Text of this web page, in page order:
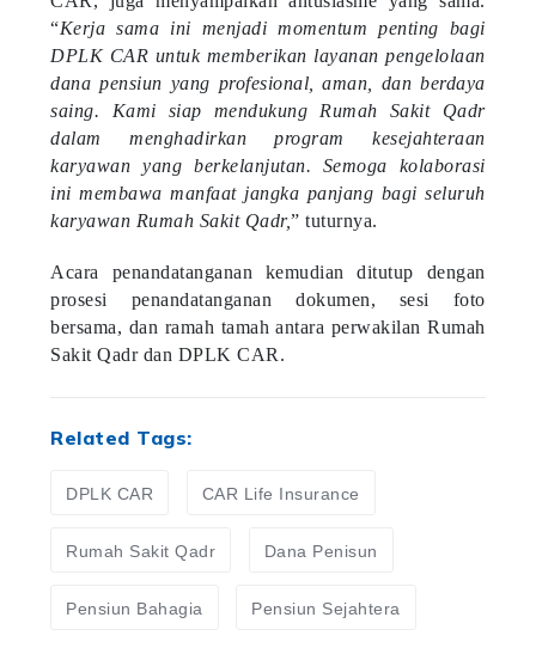
“Kerja sama ini menjadi momentum penting bagi
DPLK CAR untuk memberikan layanan pengelolaan
dana pensiun yang profesional, aman, dan berdaya
saing. Kami siap mendukung Rumah Sakit Qadr
dalam menghadirkan program kesejahteraan
karyawan yang berkelanjutan. Semoga kolaborasi
ini membawa manfaat jangka panjang bagi seluruh
karyawan Rumah Sakit Qadr,” tuturnya.
Acara penandatanganan kemudian ditutup dengan
prosesi penandatanganan dokumen, sesi foto
bersama, dan ramah tamah antara perwakilan Rumah
Sakit Qadr dan DPLK CAR.
Related Tags:
DPLK CAR CAR Life Insurance
Rumah Sakit Qadr Dana Penisun
Pensiun Bahagia Pensiun Sejahtera